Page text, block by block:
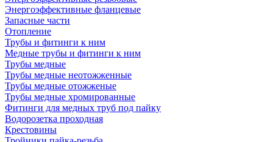
Энергоэффективные фланцевые
Запасные части
Отопление
Трубы и фитинги к ним
Медные трубы и фитинги к ним
Трубы медные
Трубы медные неотожженные
Трубы медные отожженые
Трубы медные хромированные
Фитинги для медных труб под пайку
Водорозетка проходная
Крестовины